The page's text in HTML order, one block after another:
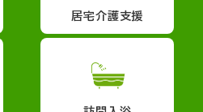
居宅介護支援